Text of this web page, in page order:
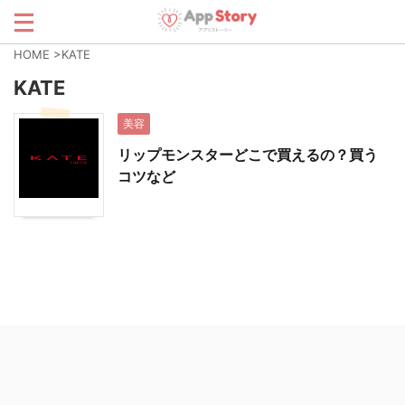
HOME >KATE
KATE
美容
リップモンスターどこで買えるの？買う
コツなど